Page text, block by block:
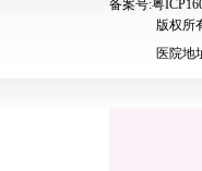
备案号:粤
版权所
医院地